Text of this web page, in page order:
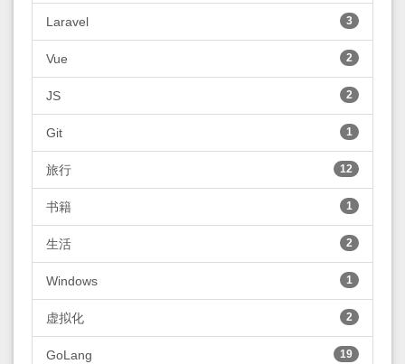
Laravel 3
Vue 2
JS 2
Git 1
旅行 12
书籍 1
生活 2
Windows 1
虚拟化 2
GoLang 19